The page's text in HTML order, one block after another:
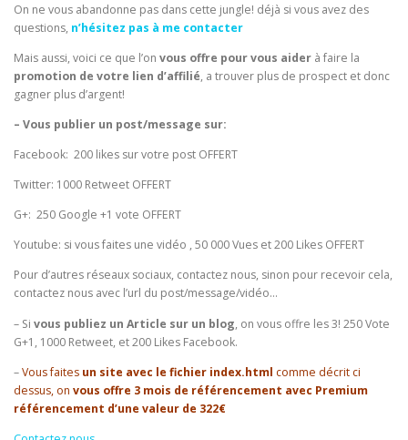
On ne vous abandonne pas dans cette jungle! déjà si vous avez des
questions, n’hésitez pas à me contacter
Mais aussi, voici ce que l’on vous offre pour vous aider à faire la
promotion de votre lien d’affilié, a trouver plus de prospect et donc
gagner plus d’argent!
– Vous publier un post/message sur:
Facebook: 200 likes sur votre post OFFERT
Twitter: 1000 Retweet OFFERT
G+: 250 Google +1 vote OFFERT
Youtube: si vous faites une vidéo , 50 000 Vues et 200 Likes OFFERT
Pour d’autres réseaux sociaux, contactez nous, sinon pour recevoir cela,
contactez nous avec l’url du post/message/vidéo…
– Si vous publiez un Article sur un blog, on vous offre les 3! 250 Vote
G+1, 1000 Retweet, et 200 Likes Facebook.
–Vous faites un site avec le fichier index.html comme décrit ci
dessus, on vous offre 3 mois de référencement avec Premium
référencement d’une valeur de 322€